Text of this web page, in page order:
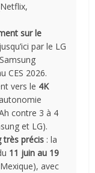
sur le
par le LG
CES 2026.
vers le 4K
contre 3 à 4
et LG).
très précis : la
11 juin au 19
avec